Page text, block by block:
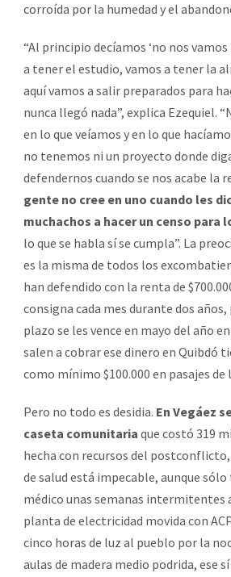
corroída por la humedad y el
“Al principio decíamos ‘no nos
a tener el estudio, vamos a tener la
aquí vamos a salir preparados para
nunca llegó nada”, explica Ezequiel.
en lo que veíamos y en lo que
no tenemos ni un proyecto donde
defendernos cuando se nos acabe la
gente no cree en uno cuando les
muchachos a hacer un censo para
lo que se habla sí se cumpla”. La
es la misma de todos los
han defendido con la renta de
consigna cada mes durante dos
plazo se les vence en mayo del año
salen a cobrar ese dinero en Quibdó
como mínimo $100.000 en pasajes de
Pero no todo es desidia. En Vegáez
caseta comunitaria que costó 319
hecha con recursos del
de salud está impecable, aunque
médico unas semanas intermitentes
planta de electricidad movida con
cinco horas de luz al pueblo por la
aulas de madera medio podrida, ese